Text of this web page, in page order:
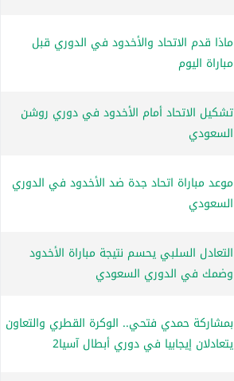
ماذا قدم الاتحاد والأخدود في الدوري قبل
مباراة اليوم
تشكيل الاتحاد أمام الأخدود في دوري روشن
السعودي
موعد مباراة اتحاد جدة ضد الأخدود في الدوري
السعودي
التعادل السلبي يحسم نتيجة مباراة الأخدود
وضمك في الدوري السعودي
بمشاركة حمدي فتحي.. الوكرة القطري والتعاون
يتعادلان إيجابيا في دوري أبطال آسيا2